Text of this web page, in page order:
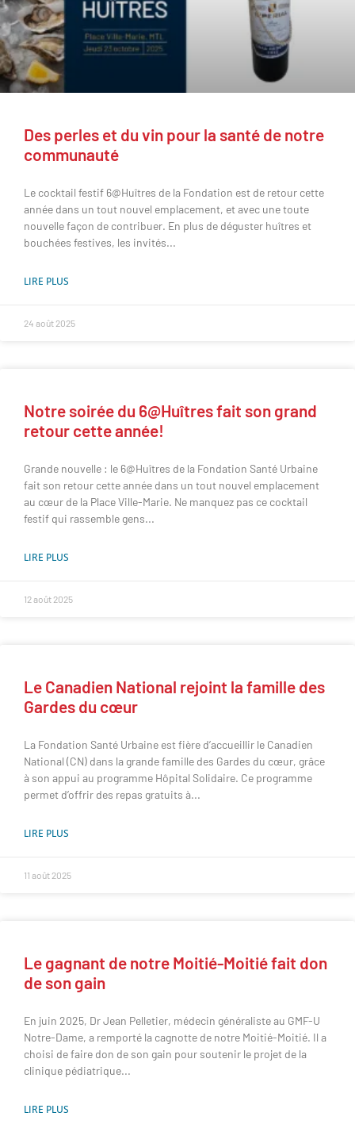
Des perles et du vin pour la santé de notre
communauté
Le cocktail festif 6@Huîtres de la Fondation est de retour cette
année dans un tout nouvel emplacement, et avec une toute
nouvelle façon de contribuer. En plus de déguster huîtres et
bouchées festives, les invités
LIRE PLUS
24 août 2025
Notre soirée du 6@Huîtres fait son grand
retour cette année!
Grande nouvelle : le 6@Huîtres de la Fondation Santé Urbaine
fait son retour cette année dans un tout nouvel emplacement
au cœur de la Place Ville-Marie. Ne manquez pas ce cocktail
festif qui rassemble gens
LIRE PLUS
12 août 2025
Le Canadien National rejoint la famille des
Gardes du cœur
La Fondation Santé Urbaine est fière d’accueillir le Canadien
National (CN) dans la grande famille des Gardes du cœur, grâce
à son appui au programme Hôpital Solidaire. Ce programme
permet d’offrir des repas gratuits à
LIRE PLUS
11 août 2025
Le gagnant de notre Moitié-Moitié fait don
de son gain
En juin 2025, Dr Jean Pelletier, médecin généraliste au GMF-U
Notre-Dame, a remporté la cagnotte de notre Moitié-Moitié. Il a
choisi de faire don de son gain pour soutenir le projet de la
clinique pédiatrique
LIRE PLUS